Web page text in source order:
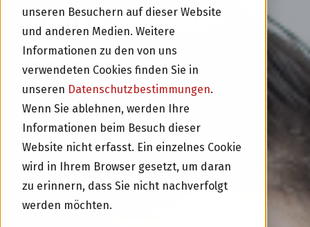
unseren Besuchern auf dieser Website
und anderen Medien. Weitere
Informationen zu den von uns
verwendeten Cookies finden Sie in
unseren Datenschutzbestimmungen.
Wenn Sie ablehnen, werden Ihre
Informationen beim Besuch dieser
Website nicht erfasst. Ein einzelnes Cookie
wird in Ihrem Browser gesetzt, um daran
zu erinnern, dass Sie nicht nachverfolgt
werden möchten.
KMU Kontenplan
Schweiz
Buchführungsfplicht
Eingeschränkte oder ordentliche
Revision
Excel-Vorlage
EXCEL-VORLAGE